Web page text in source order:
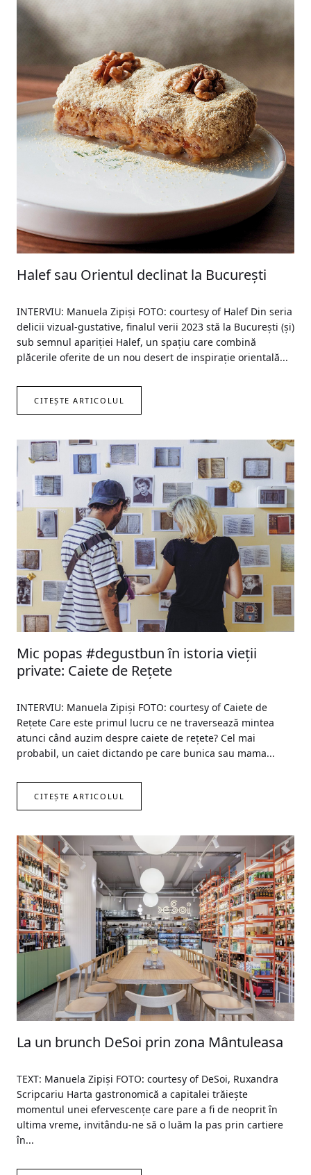
Halef sau Orientul declinat la București
INTERVIU: Manuela Zipiși FOTO: courtesy of Halef Din seria
delicii vizual-gustative, finalul verii 2023 stă la București (și)
sub semnul apariției Halef, un spațiu care combină
plăcerile oferite de un nou desert de inspirație orientală...
CITEȘTE ARTICOLUL
Mic popas #degustbun în istoria vieții
private: Caiete de Rețete
INTERVIU: Manuela Zipiși FOTO: courtesy of Caiete de
Rețete Care este primul lucru ce ne traversează mintea
atunci când auzim despre caiete de rețete? Cel mai
probabil, un caiet dictando pe care bunica sau mama...
CITEȘTE ARTICOLUL
La un brunch DeSoi prin zona Mântuleasa
TEXT: Manuela Zipiși FOTO: courtesy of DeSoi, Ruxandra
Scripcariu Harta gastronomică a capitalei trăiește
momentul unei efervescențe care pare a fi de neoprit în
ultima vreme, invitându-ne să o luăm la pas prin cartiere
în...